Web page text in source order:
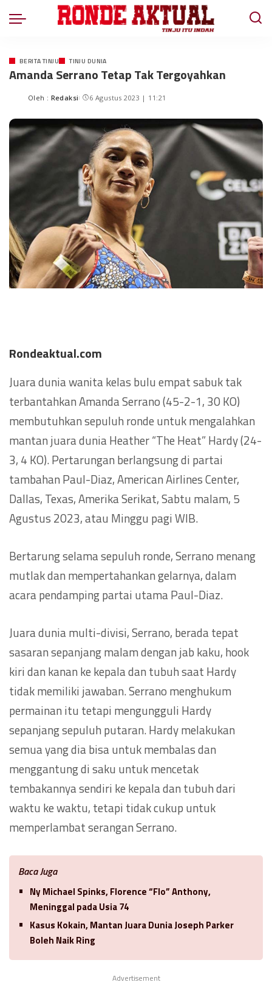
BERITA TINJU TINJU DUNIA
Amanda Serrano Tetap Tak Tergoyahkan
Oleh : Redaksi 6 Agustus 2023 | 11:21
Rondeaktual.com
Juara dunia wanita kelas bulu empat sabuk tak
terbantahkan Amanda Serrano (45-2-1, 30 KO)
membutuhkan sepuluh ronde untuk mengalahkan
mantan juara dunia Heather “The Heat” Hardy (24-
3, 4 KO). Pertarungan berlangsung di partai
tambahan Paul-Diaz, American Airlines Center,
Dallas, Texas, Amerika Serikat, Sabtu malam, 5
Agustus 2023, atau Minggu pagi WIB.
Bertarung selama sepuluh ronde, Serrano menang
mutlak dan mempertahankan gelarnya, dalam
acara pendamping partai utama Paul-Diaz.
Juara dunia multi-divisi, Serrano, berada tepat
sasaran sepanjang malam dengan jab kaku, hook
kiri dan kanan ke kepala dan tubuh saat Hardy
tidak memiliki jawaban. Serrano menghukum
permainan itu tetapi mengungguli Hardy
sepanjang sepuluh putaran. Hardy melakukan
semua yang dia bisa untuk membalas dan
menggantung di saku untuk mencetak
tembakannya sendiri ke kepala dan tubuh dari
waktu ke waktu, tetapi tidak cukup untuk
memperlambat serangan Serrano.
Baca Juga
Ny Michael Spinks, Florence “Flo” Anthony,
Meninggal pada Usia 74
Kasus Kokain, Mantan Juara Dunia Joseph Parker
Boleh Naik Ring
Advertisement